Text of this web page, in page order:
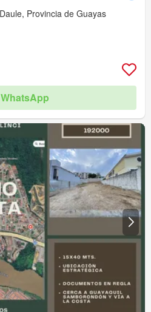
Provincia de Guayas
WhatsApp